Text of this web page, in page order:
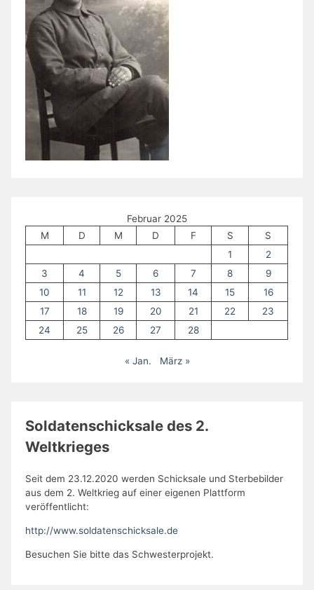
Februar 2025
M
D M D F S
S
1
2
3
4 5 6 7 8
9
10
11 12 13 14 15
16
17
18 19 20 21 22
23
24
25 26 27 28
« Jan. März »
Soldatenschicksale des 2.
Weltkrieges
Seit dem 23.12.2020 werden Schicksale und Sterbebilder
aus dem 2. Weltkrieg auf einer eigenen Plattform
veröffentlicht:
http://www.soldatenschicksale.de
Besuchen Sie bitte das Schwesterprojekt.